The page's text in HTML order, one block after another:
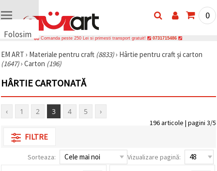
Folosim
uri
🍪 Folosim
cookie-uri
și
similare
asigura
site-ului,
îmbunătăți
experiența
0
Comanda peste 250 Lei si primesti transport gratuit! 0731715486
EM ART › Materiale pentru craft (8833)› Hârtie pentru craft și carton
(1647)› Carton (196)
HÂRTIE CARTONATĂ
‹ 1 2 3 4 5 ›
196 articole | pagini 3/5
FILTRE
Sorteaza: Vizualizare pagină: